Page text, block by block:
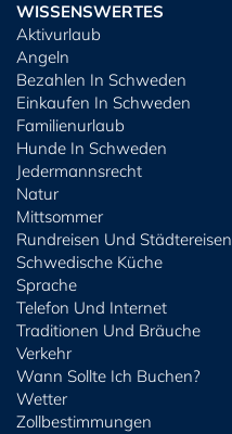
WISSENSWERTES
Aktivurlaub
Angeln
Bezahlen In Schweden
Einkaufen In Schweden
Familienurlaub
Hunde In Schweden
Jedermannsrecht
Natur
Mittsommer
Rundreisen Und Städtereisen
Schwedische Küche
Sprache
Telefon Und Internet
Traditionen Und Bräuche
Verkehr
Wann Sollte Ich Buchen?
Wetter
Zollbestimmungen